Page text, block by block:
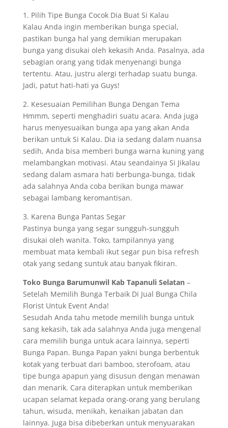
1. Pilih Tipe Bunga Cocok Dia Buat Si Kalau
Kalau Anda ingin memberikan bunga special,
pastikan bunga hal yang demikian merupakan
bunga yang disukai oleh kekasih Anda. Pasalnya, ada
sebagian orang yang tidak menyenangi bunga
tertentu. Atau, justru alergi terhadap suatu bunga.
Jadi, patut hati-hati ya Guys!
2. Kesesuaian Pemilihan Bunga Dengan Tema
Hmmm, seperti menghadiri suatu acara. Anda juga
harus menyesuaikan bunga apa yang akan Anda
berikan untuk Si Kalau. Dia ia sedang dalam nuansa
sedih, Anda bisa memberi bunga warna kuning yang
melambangkan motivasi. Atau seandainya Si Jikalau
sedang dalam asmara hati berbunga-bunga, tidak
ada salahnya Anda coba berikan bunga mawar
sebagai lambang keromantisan.
3. Karena Bunga Pantas Segar
Pastinya bunga yang segar sungguh-sungguh
disukai oleh wanita. Toko, tampilannya yang
membuat mata kembali ikut segar pun bisa refresh
otak yang sedang suntuk atau banyak fikiran.
Toko Bunga Barumunwil Kab Tapanuli Selatan–
Setelah Memilih Bunga Terbaik Di Jual Bunga Chila
Florist Untuk Event Anda!
Sesudah Anda tahu metode memilih bunga untuk
sang kekasih, tak ada salahnya Anda juga mengenal
cara memilih bunga untuk acara lainnya, seperti
Bunga Papan. Bunga Papan yakni bunga berbentuk
kotak yang terbuat dari bamboo, sterofoam, atau
tipe bunga apapun yang disusun dengan menawan
dan menarik. Cara diterapkan untuk memberikan
ucapan selamat kepada orang-orang yang berulang
tahun, wisuda, menikah, kenaikan jabatan dan
lainnya. Juga bisa dibeberkan untuk menyuarakan